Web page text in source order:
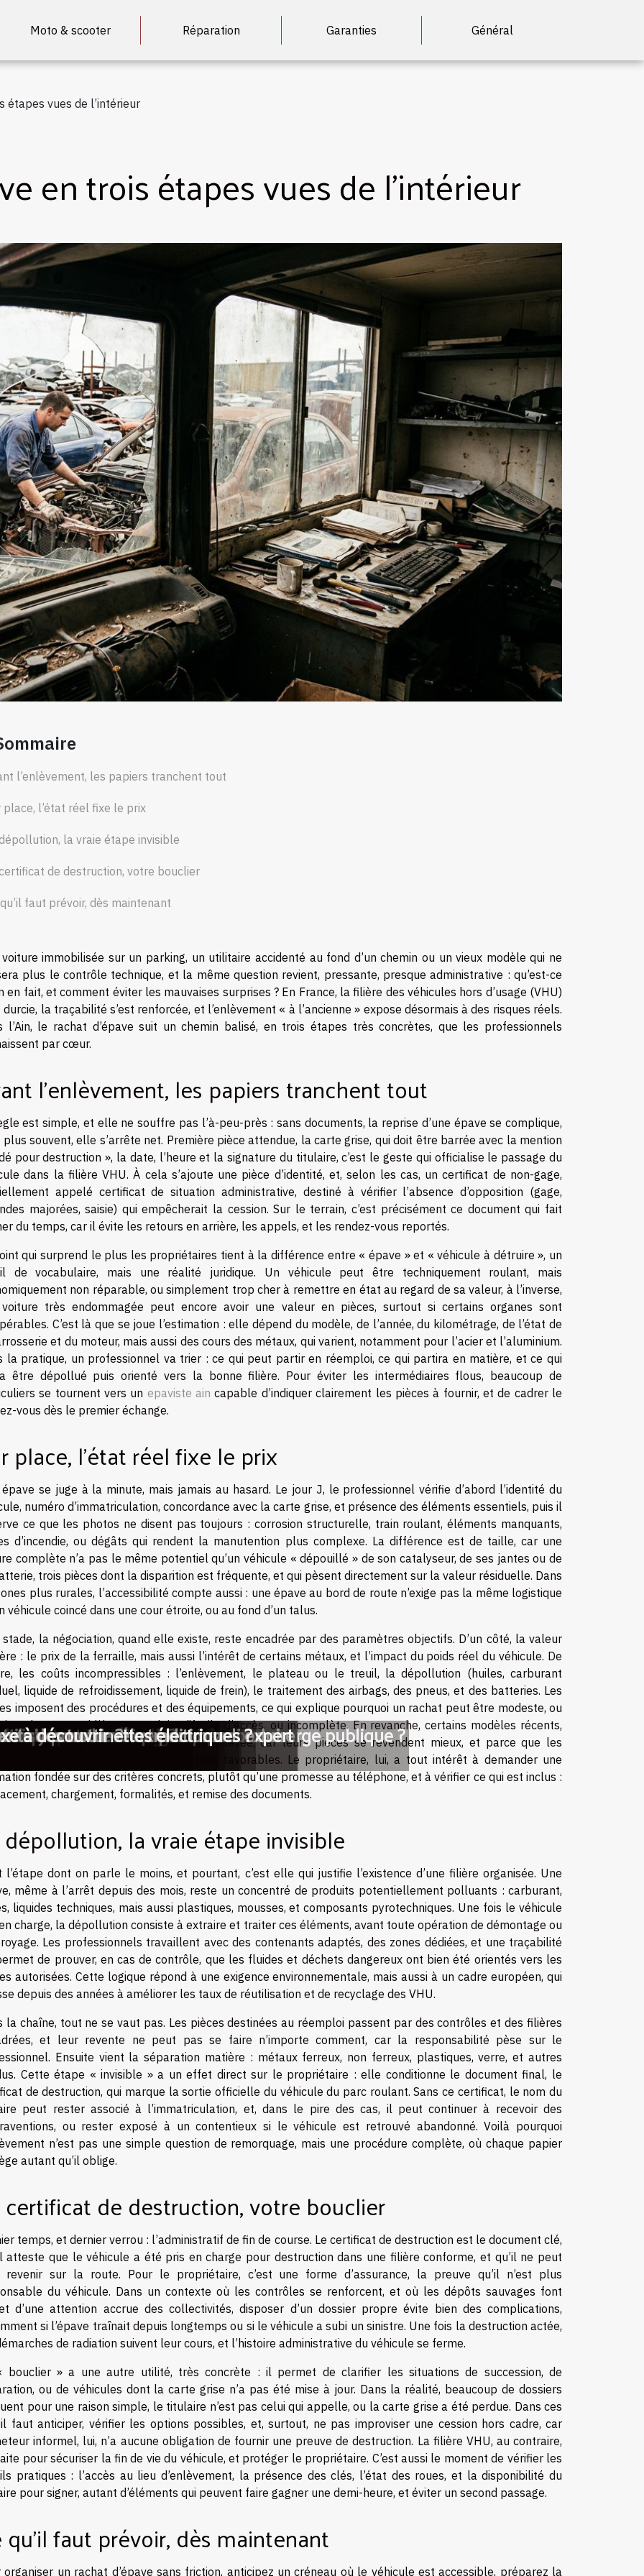
Moto & scooter Réparation Garanties Général
étapes vues de l’intérieur
en trois étapes vues de l’intérieur
l’enlèvement, les papiers tranchent tout
place, l’état réel fixe le prix
la vraie étape invisible
de destruction, votre bouclier
faut prévoir, dès maintenant
immobilisée sur un parking, un utilitaire accidenté au fond d’un chemin ou un vieux modèle qui ne
plus le contrôle technique, et la même question revient, pressante, presque administrative : qu’est-ce
en fait, et comment éviter les mauvaises surprises ? En France, la filière des véhicules hors d’usage (VHU)
durcie, la traçabilité s’est renforcée, et l’enlèvement « à l’ancienne » expose désormais à des risques réels.
l’Ain, le rachat d’épave suit un chemin balisé, en trois étapes très concrètes, que les professionnels
par cœur.
l’enlèvement, les papiers tranchent tout
est simple, et elle ne souffre pas l’à-peu-près : sans documents, la reprise d’une épave se complique,
souvent, elle s’arrête net. Première pièce attendue, la carte grise, qui doit être barrée avec la mention
pour destruction », la date, l’heure et la signature du titulaire, c’est le geste qui officialise le passage du
dans la filière VHU. À cela s’ajoute une pièce d’identité, et, selon les cas, un certificat de non-gage,
appelé certificat de situation administrative, destiné à vérifier l’absence d’opposition (gage,
majorées, saisie) qui empêcherait la cession. Sur le terrain, c’est précisément ce document qui fait
du temps, car il évite les retours en arrière, les appels, et les rendez-vous reportés.
qui surprend le plus les propriétaires tient à la différence entre « épave » et « véhicule à détruire », un
de vocabulaire, mais une réalité juridique. Un véhicule peut être techniquement roulant, mais
non réparable, ou simplement trop cher à remettre en état au regard de sa valeur, à l’inverse,
très endommagée peut encore avoir une valeur en pièces, surtout si certains organes sont
C’est là que se joue l’estimation : elle dépend du modèle, de l’année, du kilométrage, de l’état de
et du moteur, mais aussi des cours des métaux, qui varient, notamment pour l’acier et l’aluminium.
la pratique, un professionnel va trier : ce qui peut partir en réemploi, ce qui partira en matière, et ce qui
être dépollué puis orienté vers la bonne filière. Pour éviter les intermédiaires flous, beaucoup de
se tournent vers un epaviste ain capable d’indiquer clairement les pièces à fournir, et de cadrer le
vous dès le premier échange.
place, l’état réel fixe le prix
se juge à la minute, mais jamais au hasard. Le jour J, le professionnel vérifie d’abord l’identité du
numéro d’immatriculation, concordance avec la carte grise, et présence des éléments essentiels, puis il
ce que les photos ne disent pas toujours : corrosion structurelle, train roulant, éléments manquants,
d’incendie, ou dégâts qui rendent la manutention plus complexe. La différence est de taille, car une
complète n’a pas le même potentiel qu’un véhicule « dépouillé » de son catalyseur, de ses jantes ou de
trois pièces dont la disparition est fréquente, et qui pèsent directement sur la valeur résiduelle. Dans
plus rurales, l’accessibilité compte aussi : une épave au bord de route n’exige pas la même logistique
véhicule coincé dans une cour étroite, ou au fond d’un talus.
stade, la négociation, quand elle existe, reste encadrée par des paramètres objectifs. D’un côté, la valeur
: le prix de la ferraille, mais aussi l’intérêt de certains métaux, et l’impact du poids réel du véhicule. De
les coûts incompressibles : l’enlèvement, le plateau ou le treuil, la dépollution (huiles, carburant
liquide de refroidissement, liquide de frein), le traitement des airbags, des pneus, et des batteries. Les
imposent des procédures et des équipements, ce qui explique pourquoi un rachat peut être modeste, ou
nul, surtout si l’épave est loin, difficile d’accès, ou incomplète. En revanche, certains modèles récents,
accidentés, gardent une valeur plus élevée, car leurs pièces se revendent mieux, et parce que les
de métaux recyclables y sont plus favorables. Le propriétaire, lui, a tout intérêt à demander une
fondée sur des critères concrets, plutôt qu’une promesse au téléphone, et à vérifier ce qui est inclus :
chargement, formalités, et remise des documents.
dépollution, la vraie étape invisible
l’étape dont on parle le moins, et pourtant, c’est elle qui justifie l’existence d’une filière organisée. Une
même à l’arrêt depuis des mois, reste un concentré de produits potentiellement polluants : carburant,
liquides techniques, mais aussi plastiques, mousses, et composants pyrotechniques. Une fois le véhicule
charge, la dépollution consiste à extraire et traiter ces éléments, avant toute opération de démontage ou
Les professionnels travaillent avec des contenants adaptés, des zones dédiées, et une traçabilité
de prouver, en cas de contrôle, que les fluides et déchets dangereux ont bien été orientés vers les
autorisées. Cette logique répond à une exigence environnementale, mais aussi à un cadre européen, qui
depuis des années à améliorer les taux de réutilisation et de recyclage des VHU.
la chaîne, tout ne se vaut pas. Les pièces destinées au réemploi passent par des contrôles et des filières
et leur revente ne peut pas se faire n’importe comment, car la responsabilité pèse sur le
Ensuite vient la séparation matière : métaux ferreux, non ferreux, plastiques, verre, et autres
Cette étape « invisible » a un effet direct sur le propriétaire : elle conditionne le document final, le
de destruction, qui marque la sortie officielle du véhicule du parc roulant. Sans ce certificat, le nom du
peut rester associé à l’immatriculation, et, dans le pire des cas, il peut continuer à recevoir des
ou rester exposé à un contentieux si le véhicule est retrouvé abandonné. Voilà pourquoi
n’est pas une simple question de remorquage, mais une procédure complète, où chaque papier
autant qu’il oblige.
certificat de destruction, votre bouclier
temps, et dernier verrou : l’administratif de fin de course. Le certificat de destruction est le document clé,
atteste que le véhicule a été pris en charge pour destruction dans une filière conforme, et qu’il ne peut
revenir sur la route. Pour le propriétaire, c’est une forme d’assurance, la preuve qu’il n’est plus
du véhicule. Dans un contexte où les contrôles se renforcent, et où les dépôts sauvages font
d’une attention accrue des collectivités, disposer d’un dossier propre évite bien des complications,
si l’épave traînait depuis longtemps ou si le véhicule a subi un sinistre. Une fois la destruction actée,
de radiation suivent leur cours, et l’histoire administrative du véhicule se ferme.
bouclier » a une autre utilité, très concrète : il permet de clarifier les situations de succession, de
ou de véhicules dont la carte grise n’a pas été mise à jour. Dans la réalité, beaucoup de dossiers
pour une raison simple, le titulaire n’est pas celui qui appelle, ou la carte grise a été perdue. Dans ces
faut anticiper, vérifier les options possibles, et, surtout, ne pas improviser une cession hors cadre, car
informel, lui, n’a aucune obligation de fournir une preuve de destruction. La filière VHU, au contraire,
pour sécuriser la fin de vie du véhicule, et protéger le propriétaire. C’est aussi le moment de vérifier les
pratiques : l’accès au lieu d’enlèvement, la présence des clés, l’état des roues, et la disponibilité du
pour signer, autant d’éléments qui peuvent faire gagner une demi-heure, et éviter un second passage.
qu’il faut prévoir, dès maintenant
organiser un rachat d’épave sans friction, anticipez un créneau où le véhicule est accessible, préparez la
se saisissaient de la borne de recharge publique ?
avant l'examen du code
versus traditionnels
de véhicules propres ?
d'une voiture neuve
aménagé
en location ?
d'un retrait de permis de conduire
batteries électriques
de recharge électrique
économie d'énergie
d'occasion en ligne
de leasing automobile
d’occasion ?
véhicule ?
découpe numérique ?
voiture ?
de votre voiture par un vrai expert
contre vélo traditionnel
s’y prendre ?
des trottinettes électriques ?
à découvrir